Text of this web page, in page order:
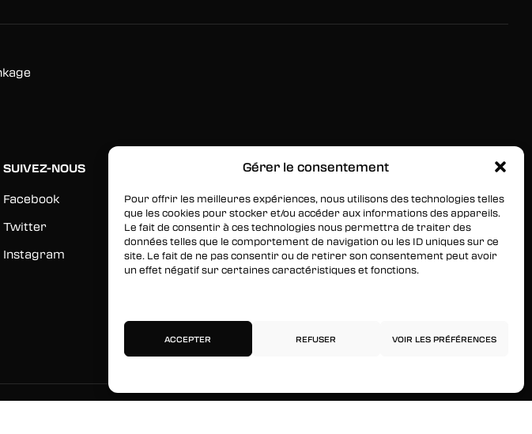
Gérer le consentement
Pour offrir les meilleures expériences, nous utilisons des technologies telles
que les cookies pour stocker et/ou accéder aux informations des appareils.
Le fait de consentir à ces technologies nous permettra de traiter des
données telles que le comportement de navigation ou les ID uniques sur ce
site. Le fait de ne pas consentir ou de retirer son consentement peut avoir
un effet négatif sur certaines caractéristiques et fonctions.
ACCEPTER REFUSER VOIR LES PRÉFÉRENCES
SUIVEZ-NOUS
Facebook
Twitter
Instagram
RESTEZ INFORMÉS
Inscrivez-vous à notre newsletter pour être les
premiers à être informés des nouveaux arrivages, des
ventes, du contenu exclusif, des événements et plus
encore !